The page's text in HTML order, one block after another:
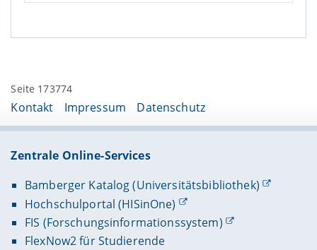
Seite 173774
Kontakt Impressum Datenschutz
Zentrale Online-Services
Bamberger Katalog (Universitätsbibliothek)
Hochschulportal (HISinOne)
FIS (Forschungsinformationssystem)
FlexNow2 für Studierende